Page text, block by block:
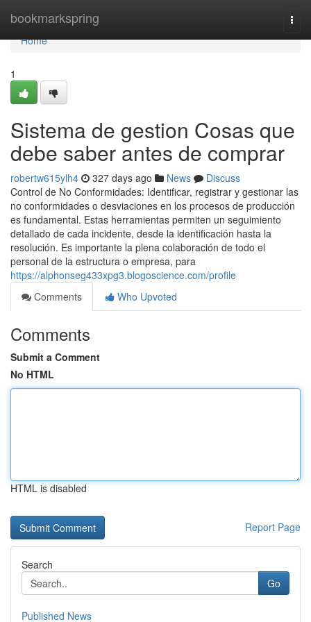
bookmarkspring
Home
Home
1
Sistema de gestion Cosas que
debe saber antes de comprar
robertw615ylh4 327 days ago News
Discuss
Control de No Conformidades: Identificar, registrar y gestionar las
no conformidades o desviaciones en los procesos de producción
es fundamental. Estas herramientas permiten un seguimiento
detallado de cada incidente, desde la identificación hasta la
resolución. Es importante la plena colaboración de todo el
personal de la estructura o empresa, para
https://alphonseg433xpg3.blogoscience.com/profile
Comments
Who Upvoted
Comments
Submit a Comment
No HTML
HTML is disabled
Report Page
Search
Go
Published News